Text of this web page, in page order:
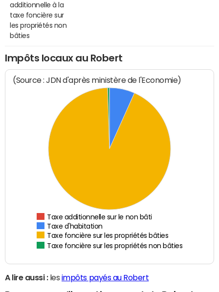
additionnelle à la
taxe foncière sur
les propriétés non
bâties
Impôts locaux au Robert
(Source : JDN d'après ministère de l'Economie)
Taxe additionnelle sur le non bâti
Taxe d'habitation
Taxe foncière sur les propriétés bâties
Taxe foncière sur les propriétés non bâties
A lire aussi :les impôts payés au Robert